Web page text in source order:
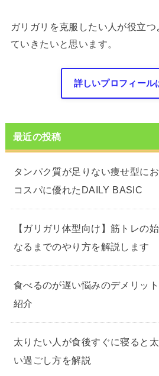
ガリガリを克服したい人が役立つ
ていきたいと思います。
詳しいプロフィール
最近の投稿
タンパク質が足りない痩せ型に
コスパに優れたDAILY BASIC
【ガリガリ体型向け】筋トレの
なるまでのやり方を解説します
食べるのが遅い悩みのデメリッ
紹介
太りたい人が食後すぐに寝ると
い過ごし方を解説